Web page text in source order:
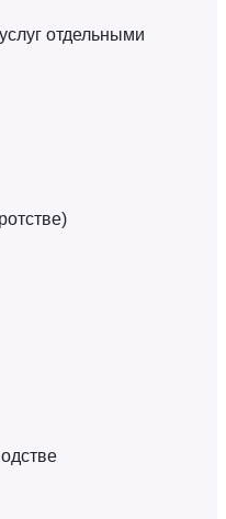
отдельными